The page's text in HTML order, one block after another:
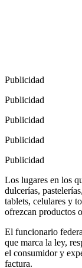
Publicidad
Publicidad
Publicidad
Publicidad
Publicidad
Los lugares en los
dulcerías,
tablets, celulares y
ofrezcan productos
El funcionario
que marca la ley,
el consumidor y
factura.